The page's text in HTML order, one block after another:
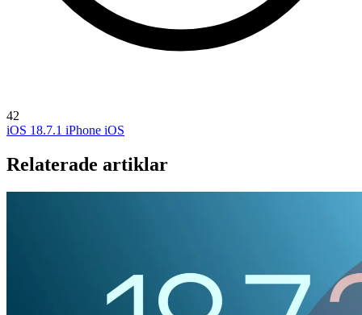
42
iOS 18.7.1 iPhone iOS
Relaterade artiklar